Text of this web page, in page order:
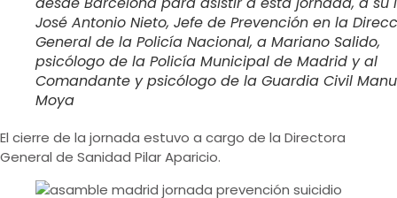
José Antonio Nieto, Jefe de Prevención en la
General de la Policía Nacional, a Mariano Salido,
psicólogo de la Policía Municipal de Madrid y al
Comandante y psicólogo de la Guardia Civil
Moya
El cierre de la jornada estuvo a cargo de la Directora
General de Sanidad Pilar Aparicio.